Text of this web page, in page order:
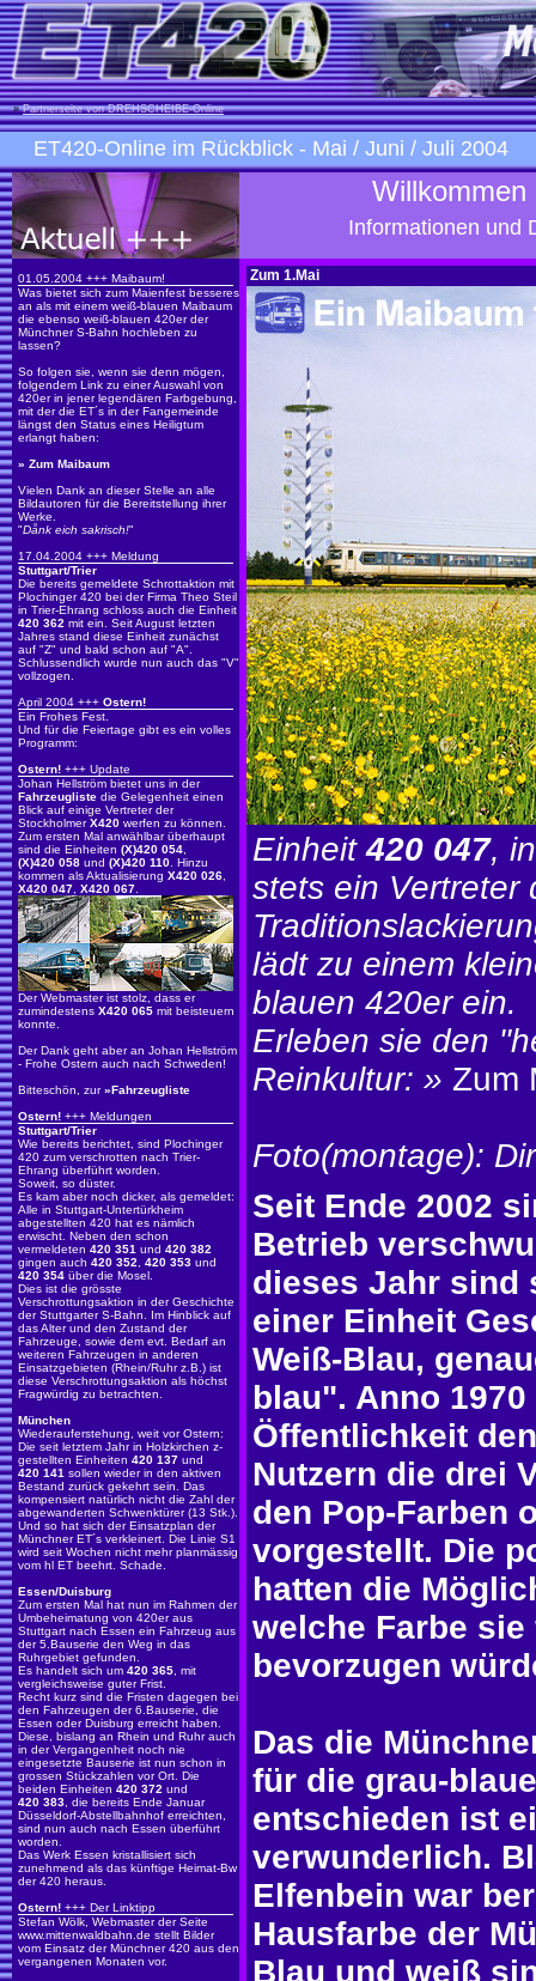
»Partnerseite von DREHSCHEIBE-Online
ET420-Online im Rückblick - Mai / Juni / Juli 2004
01.05.2004 +++ Maibaum!
Was bietet sich zum Maienfest besseres
an als mit einem weiß-blauen Maibaum
die ebenso weiß-blauen 420er der
Münchner S-Bahn hochleben zu
lassen?
So folgen sie, wenn sie denn mögen,
folgendem Link zu einer Auswahl von
420er in jener legendären Farbgebung,
mit der die ET´s in der Fangemeinde
längst den Status eines Heiligtum
erlangt haben:
» Zum Maibaum
Vielen Dank an dieser Stelle an alle
Bildautoren für die Bereitstellung ihrer
Werke.
"Dånk eich sakrisch!"
17.04.2004 +++ Meldung
Stuttgart/Trier
Die bereits gemeldete Schrottaktion mit
Plochinger 420 bei der Firma Theo Steil
in Trier-Ehrang schloss auch die Einheit
420 362 mit ein. Seit August letzten
Jahres stand diese Einheit zunächst
auf "Z" und bald schon auf "A".
Schlussendlich wurde nun auch das "V"
vollzogen.
April 2004 +++ Ostern!
Ein Frohes Fest.
Und für die Feiertage gibt es ein volles
Programm:
Ostern! +++ Update
Johan Hellström bietet uns in der
Fahrzeugliste die Gelegenheit einen
Blick auf einige Vertreter der
StockholmerX420 werfen zu können.
Zum ersten Mal anwählbar überhaupt
sind die Einheiten (X)420 054
(X)420 058 und (X)420 110 . Hinzu
kommen als Aktualisierung X420 026
X420 047 X420 067
Der Webmaster ist stolz, dass er
zumindestens X420 065 mit beisteuern
konnte.
Der Dank geht aber an Johan Hellström
- Frohe Ostern auch nach Schweden!
Bitteschön, zur»Fahrzeugliste
Ostern! +++ Meldungen
Stuttgart/Trier
Wie bereits berichtet, sind Plochinger
420 zum verschrotten nach Trier-
Ehrang überführt worden.
Soweit, so düster.
Es kam aber noch dicker, als gemeldet:
Alle in Stuttgart-Untertürkheim
abgestellten 420 hat es nämlich
erwischt. Neben den schon
vermeldeten 420 351 und 420 382
gingen auch 420 352 420 353 und
420 354 über die Mosel.
Dies ist die grösste
Verschrottungsaktion in der Geschichte
der Stuttgarter S-Bahn. Im Hinblick auf
das Alter und den Zustand der
Fahrzeuge, sowie dem evt. Bedarf an
weiteren Fahrzeugen in anderen
Einsatzgebieten (Rhein/Ruhr z.B.) ist
diese Verschrottungsaktion als höchst
Fragwürdig zu betrachten.
München
Wiederauferstehung, weit vor Ostern:
Die seit letztem Jahr in Holzkirchen z-
gestellten Einheiten 420 137 und
420 141 sollen wieder in den aktiven
Bestand zurück gekehrt sein. Das
kompensiert natürlich nicht die Zahl der
abgewanderten Schwenktürer (13 Stk.).
Und so hat sich der Einsatzplan der
Münchner ET´s verkleinert. Die Linie S1
wird seit Wochen nicht mehr planmässig
vom hl ET beehrt. Schade.
Essen/Duisburg
Zum ersten Mal hat nun im Rahmen der
Umbeheimatung von 420er aus
Stuttgart nach Essen ein Fahrzeug aus
der 5.Bauserie den Weg in das
Ruhrgebiet gefunden.
Es handelt sich um 420 365 , mit
vergleichsweise guter Frist.
Recht kurz sind die Fristen dagegen bei
den Fahrzeugen der 6.Bauserie, die
Essen oder Duisburg erreicht haben.
Diese, bislang an Rhein und Ruhr auch
in der Vergangenheit noch nie
eingesetzte Bauserie ist nun schon in
grossen Stückzahlen vor Ort. Die
beiden Einheiten 420 372 und
420 383 , die bereits Ende Januar
Düsseldorf-Abstellbahnhof erreichten,
sind nun auch nach Essen überführt
worden.
Das Werk Essen kristallisiert sich
zunehmend als das künftige Heimat-Bw
der 420 heraus.
Ostern! +++ Der Linktipp
Stefan Wölk, Webmaster der Seite
www.mittenwaldbahn.de stellt Bilder
vom Einsatz der Münchner 420 aus den
vergangenen Monaten vor.
Willkommen
Informationen und
Zum 1.Mai
Einheit420 047,
stets ein Vertreter
lädt zu einem
blauen 420er ein.
Erleben sie den
Reinkultur: » Zum
Foto(montage):
Seit Ende 2002
Betrieb
dieses Jahr sind
einer Einheit
Weiß-Blau,
blau". Anno
Öffentlichkeit
Nutzern die drei
den Pop-Farben
vorgestellt. Die
hatten die
welche Farbe
bevorzugen
Das die
für die grau-
entschieden ist
verwunderlich.
Elfenbein war
Hausfarbe der
Blau und weiß